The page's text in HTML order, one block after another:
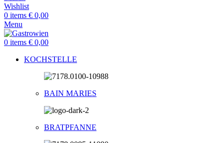
Wishlist
0 items € 0,00
Menu
0 items € 0,00
KOCHSTELLE
BAIN MARIES
BRATPFANNE